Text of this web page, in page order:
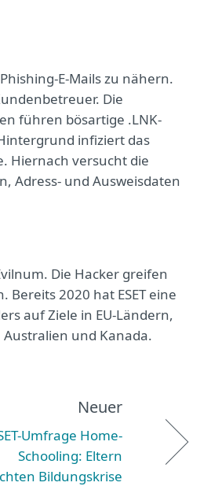
E-Mails zu nähern.
Die
führen bösartige .LNK-
infiziert das
Hiernach versucht die
Adress- und Ausweisdaten
Die Hacker greifen
2020 hat ESET eine
auf Ziele in EU-Ländern,
und Kanada.
Neuer
Umfrage Home-
Schooling: Eltern
Bildungskrise